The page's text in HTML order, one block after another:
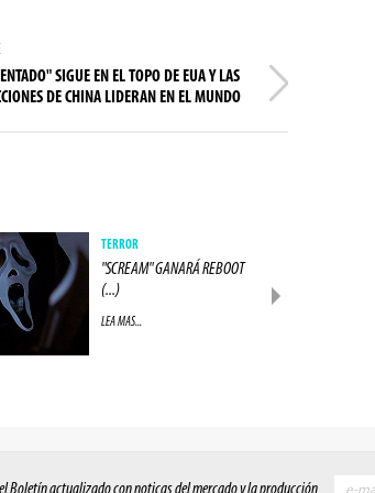
SIGUE EN EL TOPO DE EUA Y LAS
DE CHINA LIDERAN EN EL MUNDO
TERROR
"SCREAM" GANARÁ REBOOT
(...)
LEA MAS...